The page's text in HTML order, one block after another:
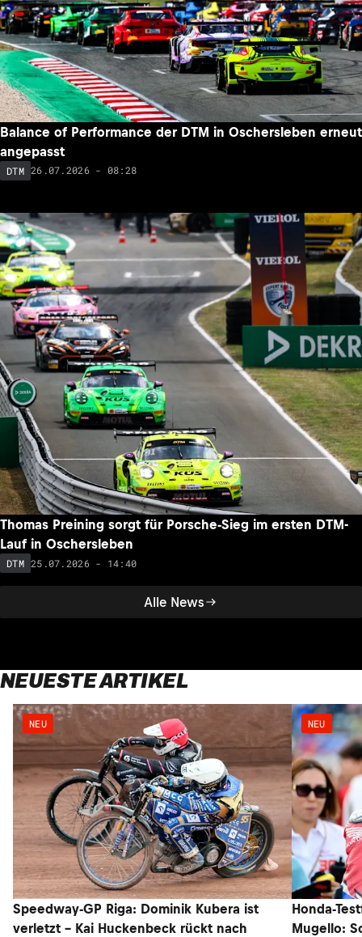
Alle News
Balance of Performance der DTM in Oschersleben erneut
angepasst
DTM 26.07.2026 - 08:28
Thomas Preining sorgt für Porsche-Sieg im ersten DTM-
Lauf in Oschersleben
DTM 25.07.2026 - 14:40
NEUESTE ARTIKEL
NEU
Speedway-GP Riga: Dominik Kubera ist
verletzt – Kai Huckenbeck rückt nach
NEU
Honda-
Mugello: